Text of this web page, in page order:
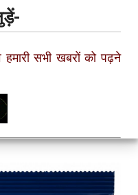
सभी खबरों को पढ़ने